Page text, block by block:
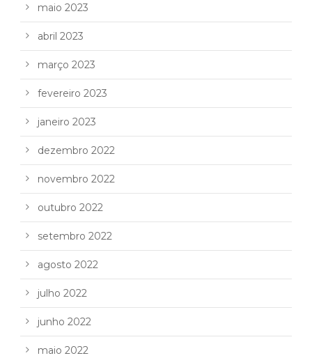
maio 2023
abril 2023
março 2023
fevereiro 2023
janeiro 2023
dezembro 2022
novembro 2022
outubro 2022
setembro 2022
agosto 2022
julho 2022
junho 2022
maio 2022